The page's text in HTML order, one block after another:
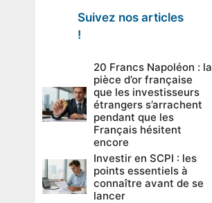
Suivez nos articles
!
20 Francs Napoléon : la
pièce d’or française
que les investisseurs
étrangers s’arrachent
pendant que les
Français hésitent
encore
Investir en SCPI : les
points essentiels à
connaître avant de se
lancer